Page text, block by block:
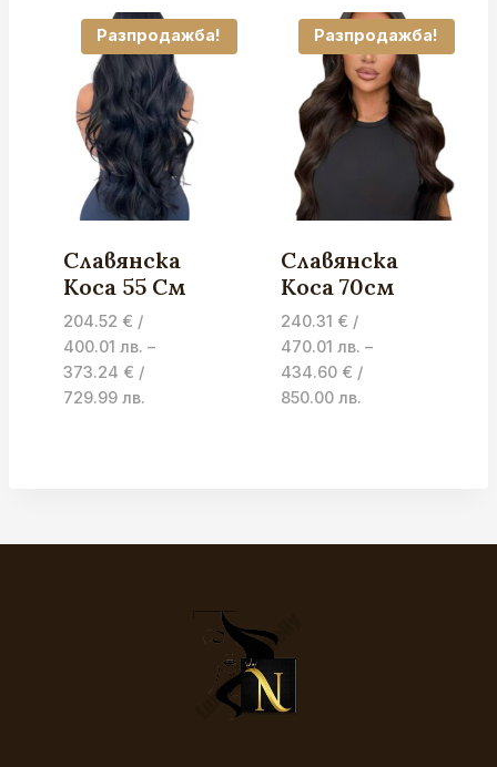
Разпродажба!
Славянска
Коса 55 См
204.52 € /
400.01 лв. –
373.24 € /
729.99 лв.Price
373.24 €
Разпродажба!
Славянска
Коса 70см
240.31 € /
470.01 лв. –
434.60 € /
850.00 лв.Price
434.60 €